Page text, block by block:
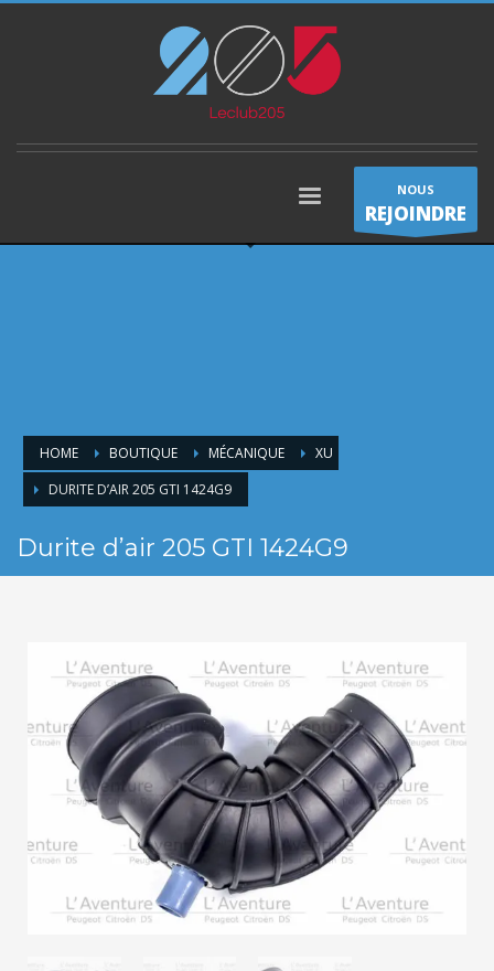
NOUS
REJOINDRE
HOME BOUTIQUE MÉCANIQUE
XU
DURITE D’AIR 205 GTI 1424G9
Durite d’air 205 GTI 1424G9